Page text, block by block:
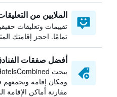
الملايين من
تقييمات وتعليقات
تمامًا. احجز إقامتك
أفضل صفقات
ومكان إقامة
مقارنة أماكن الإقامة